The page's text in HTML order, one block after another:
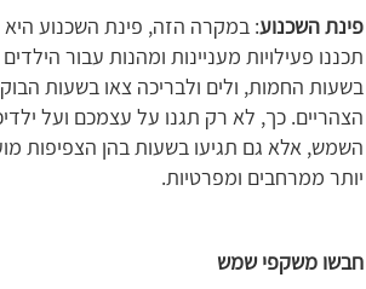
פינת השכנוע: במקרה הזה, פינת השכנוע היא
תכננו פעילויות מעניינות ומהנות עבור
בשעות החמות, ולים ולבריכה צאו בשעות
הצהריים. כך, לא רק תגנו על עצמכם ועל
השמש, אלא גם תגיעו בשעות בהן הצפיפות
יותר ממרחבים ומפרטיות.
חבשו משקפי שמש